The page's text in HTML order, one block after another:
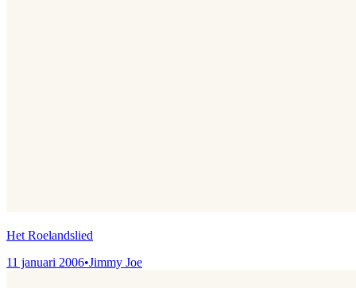
Het Roelandslied
11 januari 2006•Jimmy Joe